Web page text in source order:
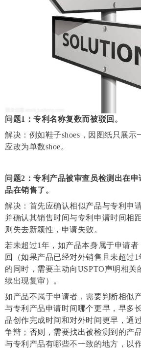
问题1：专利名称复数而被驳回。
解决： 例如鞋子shoes，因图纸只展
应改为单数shoe。
问题2：专利产品被审查员检测出在
品在销售了。
解决： 首先应确认相似产品与专利申
并确认其销售时间与专利申请时间相
则失去新颖性，申请失败。
若未超过1年，如产品本身属于申请
回（如果产品已经对外销售且未超过
的同时，需要主动向USPTO声明相关
续出现复审）。
如产品不属于申请者，需要判断相似
与专利产品申请时间哪个更早，早多
品创作完成时间和对外时间更早，通
争辩； 否则，需要找出被检测到的产
与专利产品有哪些不一致的地方，以